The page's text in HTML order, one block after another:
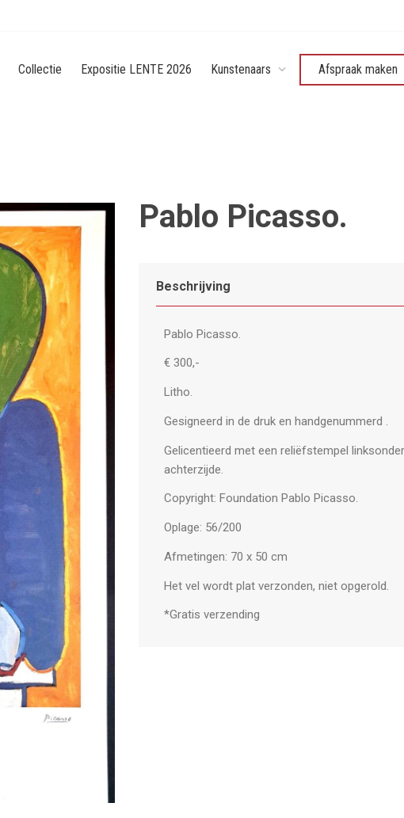
Collectie Expositie LENTE 2026 Kunstenaars Afspraak maken
Pablo Picasso.
Beschrijving
Pablo Picasso.
€ 300,-
Litho.
Gesigneerd in de druk en handgenummerd .
Gelicentieerd met een reliëfstempel
achterzijde.
Copyright: Foundation Pablo Picasso.
Oplage: 56/200
Afmetingen: 70 x 50 cm
Het vel wordt plat verzonden, niet opgerold.
*Gratis verzending